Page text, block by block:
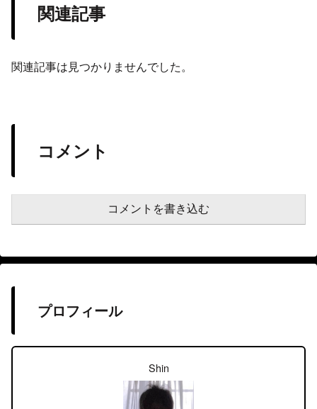
関連記事
関連記事は見つかりませんでした。
コメント
コメントを書き込む
プロフィール
Shin